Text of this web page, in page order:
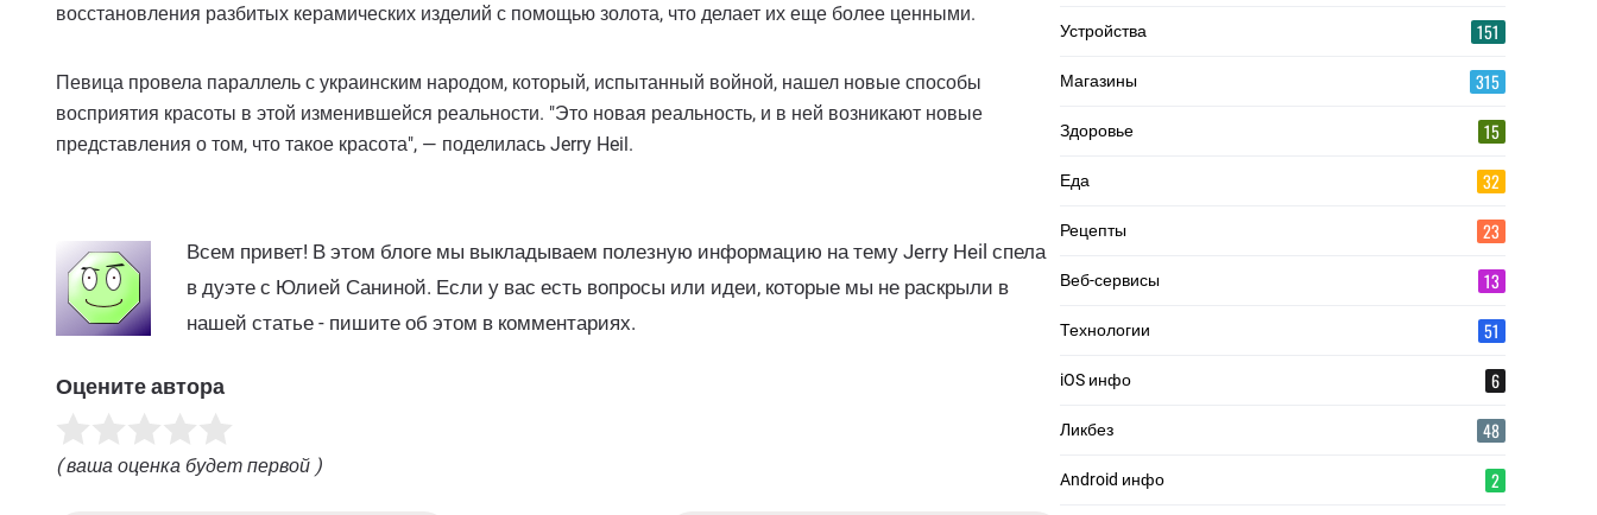
восстановления разбитых керамических изделий с помощью золота, что делает их еще более ценными.
Певица провела параллель с украинским народом, который, испытанный войной, нашел новые способы
восприятия красоты в этой изменившейся реальности. "Это новая реальность, и в ней возникают новые
представления о том, что такое красота", — поделилась Jerry Heil.
Всем привет! В этом блоге мы выкладываем полезную информацию на тему Jerry Heil спела
в дуэте с Юлией Саниной. Если у вас есть вопросы или идеи, которые мы не раскрыли в
нашей статье - пишите об этом в комментариях.
Оцените автора
( ваша оценка будет первой )
Устройства 151
Магазины 315
Здоровье 15
Еда 32
Рецепты 23
Веб-сервисы 13
Технологии 51
iOS инфо 6
Ликбез 48
Android инфо 2